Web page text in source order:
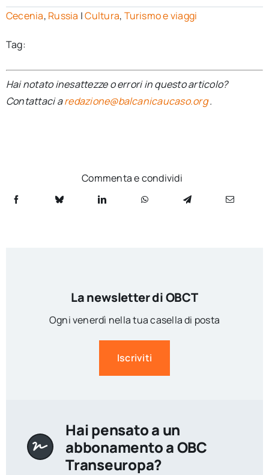
Cecenia, Russia |Cultura, Turismo e viaggi
Tag:
Hai notato inesattezze o errori in questo articolo?
Contattaci aredazione@balcanicaucaso.org.
Commenta e condividi
La newsletter di OBCT
Ogni venerdì nella tua casella di posta
Iscriviti
Hai pensato a un
abbonamento a OBC
Transeuropa?